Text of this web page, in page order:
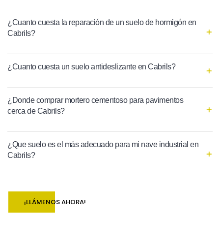
¿Cuanto cuesta la reparación de un suelo de hormigón en
Cabrils?
¿Cuanto cuesta un suelo antideslizante en Cabrils?
¿Donde comprar mortero cementoso para pavimentos
cerca de Cabrils?
¿Que suelo es el más adecuado para mi nave industrial en
Cabrils?
¡LLÁMENOS AHORA!